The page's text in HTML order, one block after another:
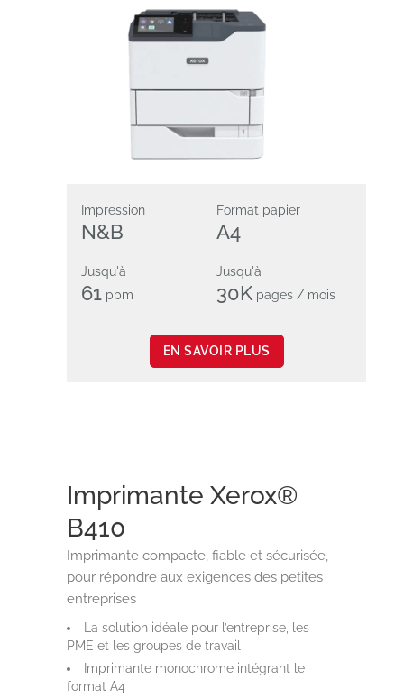
Impression
N&B
Format papier
A4
Jusqu'à
61 ppm
Jusqu'à
30K pages / mois
EN SAVOIR PLUS
Imprimante Xerox®
B410
Imprimante compacte, fiable et sécurisée,
pour répondre aux exigences des petites
entreprises
La solution idéale pour l’entreprise, les
PME et les groupes de travail
Imprimante monochrome intégrant le
format A4